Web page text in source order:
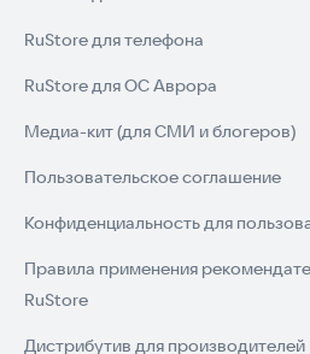
RuStore для телефона
RuStore для ОС Аврора
Медиа-кит (для СМИ и блогеров)
Пользовательское соглашение
Конфиденциальность для
Правила применения
RuStore
Дистрибутив для производителей